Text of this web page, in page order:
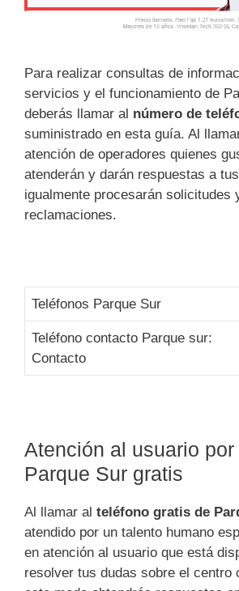
Para realizar consultas de
servicios y el funcionamiento de
deberás llamar al número de
suministrado en esta guía. Al
atención de operadores quienes
atenderán y darán respuestas a
igualmente procesarán solicitudes
reclamaciones.
Teléfonos Parque Sur
Teléfono contacto Parque sur:
Contacto
Atención al usuario
Parque Sur gratis
Al llamar al teléfono gratis de
atendido por un talento humano
en atención al usuario que está
resolver tus dudas sobre el centro